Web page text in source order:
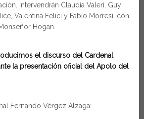
Intervendrán Claudia Valeri, Guy
Valentina Felici y Fabio Morresi, con
Hogan.
el discurso del Cardenal
la presentación oficial del Apolo del
Fernando Vérgez Alzaga: